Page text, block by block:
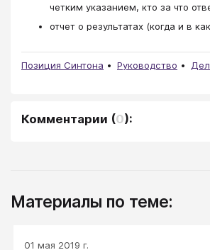
четким указанием, кто за что
отчет о результатах (когда и в
Позиция Синтона Руководство
Комментарии (0):
Материалы по теме:
01 мая 2019 г.